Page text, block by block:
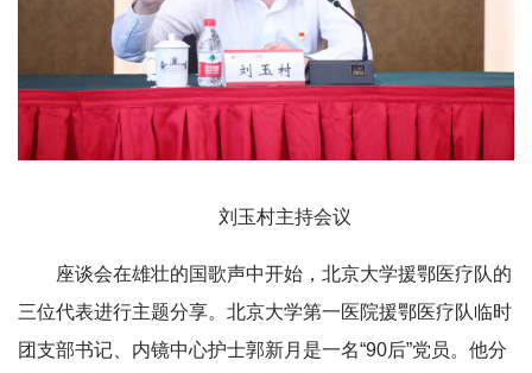
刘玉村主持会议
座谈会在雄壮的国歌声中开始，北京大学援鄂医疗队的
三位代表进行主题分享。北京大学第一医院援鄂医疗队临时
团支部书记、内镜中心护士郭新月是一名“90后”党员。他分